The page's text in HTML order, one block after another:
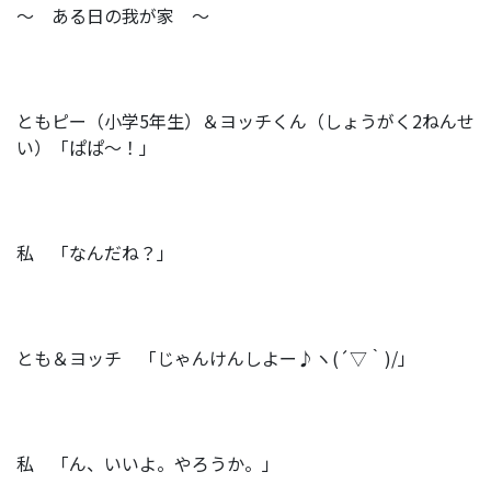
～ ある日の我が家 ～
ともピー（小学5年生）＆ヨッチくん（しょうがく2ねんせ
い）「ぱぱ～！」
私 「なんだね？」
とも＆ヨッチ 「じゃんけんしよー♪ヽ(´▽｀)/」
私 「ん、いいよ。やろうか。」